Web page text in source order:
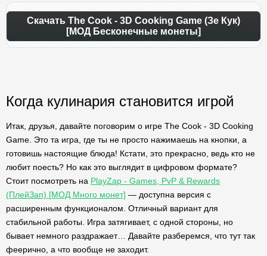
Скачать The Cook - 3D Cooking Game (Зе Кук)
[МОД Бесконечные монеты]
Когда кулинария становится игрой
Итак, друзья, давайте поговорим о игре The Cook - 3D Cooking
Game. Это та игра, где ты не просто нажимаешь на кнопки, а
готовишь настоящие блюда! Кстати, это прекрасно, ведь кто не
любит поесть? Но как это выглядит в цифровом формате?
Стоит посмотреть на PlayZap - Games, PvP & Rewards
(ПлейЗап) [МОД Много монет] — доступна версия с
расширенным функционалом. Отличный вариант для
стабильной работы. Игра затягивает, с одной стороны, но
бывает немного раздражает… Давайте разберемся, что тут так
феерично, а что вообще не заходит.